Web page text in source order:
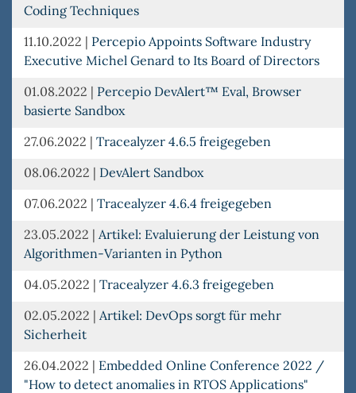
Coding Techniques
11.10.2022 | Percepio Appoints Software Industry
Executive Michel Genard to Its Board of Directors
01.08.2022 | Percepio DevAlert™ Eval, Browser
basierte Sandbox
27.06.2022 | Tracealyzer 4.6.5 freigegeben
08.06.2022 | DevAlert Sandbox
07.06.2022 | Tracealyzer 4.6.4 freigegeben
23.05.2022 | Artikel: Evaluierung der Leistung von
Algorithmen-Varianten in Python
04.05.2022 | Tracealyzer 4.6.3 freigegeben
02.05.2022 | Artikel: DevOps sorgt für mehr
Sicherheit
26.04.2022 | Embedded Online Conference 2022 /
"How to detect anomalies in RTOS Applications"